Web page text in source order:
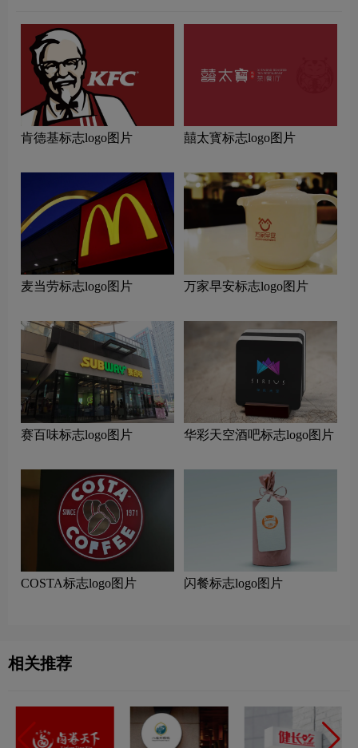
肯德基标志logo图片 囍太寳标志logo图片
麦当劳标志logo图片 万家早安标志logo图片
赛百味标志logo图片 华彩天空酒吧标志logo图片
COSTA标志logo图片 闪餐标志logo图片
相关推荐